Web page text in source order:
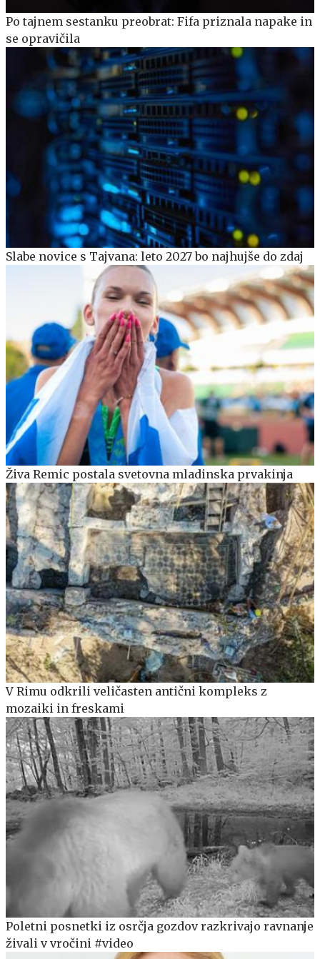
Po tajnem sestanku preobrat: Fifa priznala napake in
se opravičila
Slabe novice s Tajvana: leto 2027 bo najhujše do zdaj
Živa Remic postala svetovna mladinska prvakinja
V Rimu odkrili veličasten antični kompleks z
mozaiki in freskami
Poletni posnetki iz osrčja gozdov razkrivajo ravnanje
živali v vročini #video